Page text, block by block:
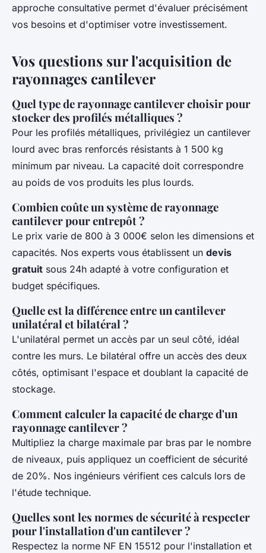
approche consultative permet d'évaluer précisément
vos besoins et d'optimiser votre investissement.
Vos questions sur l'acquisition de
rayonnages cantilever
Quel type de rayonnage cantilever choisir pour
stocker des profilés métalliques ?
Pour les profilés métalliques, privilégiez un cantilever
lourd avec bras renforcés résistants à 1 500 kg
minimum par niveau. La capacité doit correspondre
au poids de vos produits les plus lourds.
Combien coûte un système de rayonnage
cantilever pour entrepôt ?
Le prix varie de 800 à 3 000€ selon les dimensions et
capacités. Nos experts vous établissent un devis
gratuit sous 24h adapté à votre configuration et
budget spécifiques.
Quelle est la différence entre un cantilever
unilatéral et bilatéral ?
L'unilatéral permet un accès par un seul côté, idéal
contre les murs. Le bilatéral offre un accès des deux
côtés, optimisant l'espace et doublant la capacité de
stockage.
Comment calculer la capacité de charge d'un
rayonnage cantilever ?
Multipliez la charge maximale par bras par le nombre
de niveaux, puis appliquez un coefficient de sécurité
de 20%. Nos ingénieurs vérifient ces calculs lors de
l'étude technique.
Quelles sont les normes de sécurité à respecter
pour l'installation d'un cantilever ?
Respectez la norme NF EN 15512 pour l'installation et